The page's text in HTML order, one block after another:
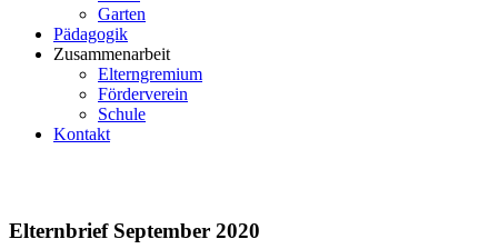
Garten
Pädagogik
Zusammenarbeit
Elterngremium
Förderverein
Schule
Kontakt
Elternbrief September 2020